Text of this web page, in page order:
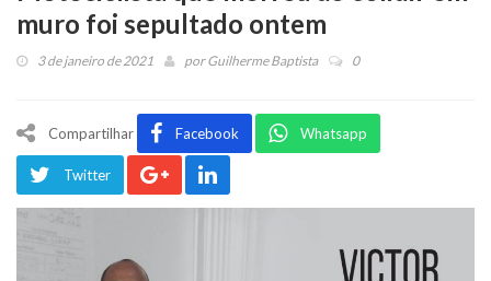
muro foi sepultado ontem
3 de janeiro de 2021 porGuilherme Baptista 0
Compartilhar Facebook Whatsapp
Twitter